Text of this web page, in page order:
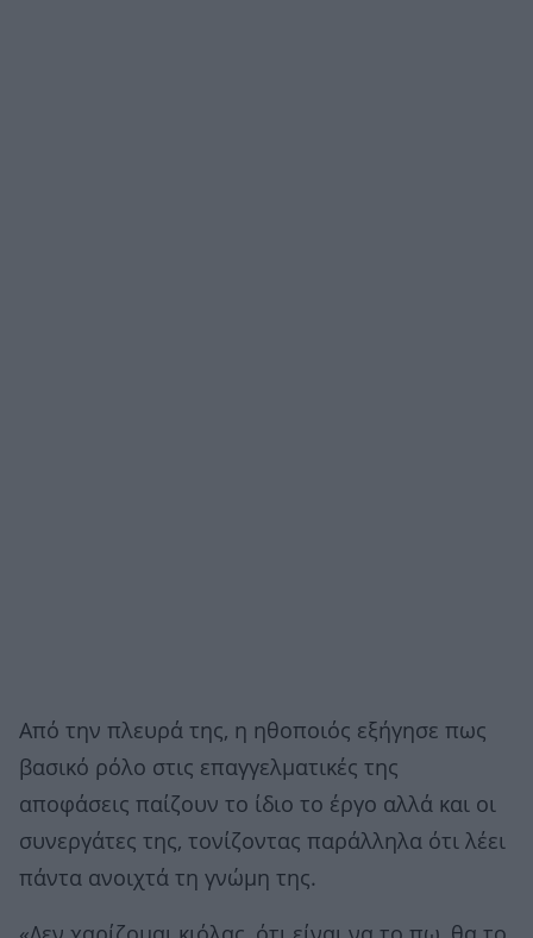
Από την πλευρά της, η ηθοποιός εξήγησε πως
βασικό ρόλο στις επαγγελματικές της
αποφάσεις παίζουν το ίδιο το έργο αλλά και οι
συνεργάτες της, τονίζοντας παράλληλα ότι λέει
πάντα ανοιχτά τη γνώμη της.